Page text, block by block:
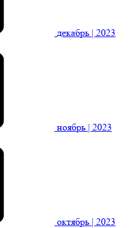
декабрь | 2023
ноябрь | 2023
октябрь | 2023